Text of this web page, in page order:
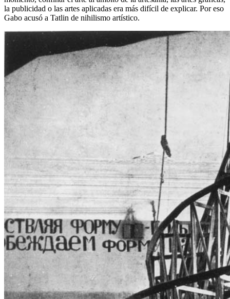
la publicidad o las artes aplicadas era más difícil de explicar. Por eso
Gabo acusó a Tatlin de nihilismo artístico.